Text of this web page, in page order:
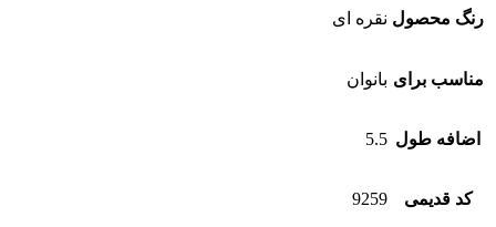
رنگ محصول نقره ای
مناسب برای بانوان
اضافه طول 5.5
کد قدیمی 9259